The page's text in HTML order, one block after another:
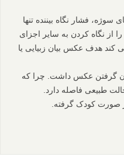
فشار نگاه بیننده تنها
از نگاه کردن به سایر اجزای
کند هدف عکس بیان زبیایی یا
گرفتن عکس داشت. چرا که
طبیعی فاصله دارد.